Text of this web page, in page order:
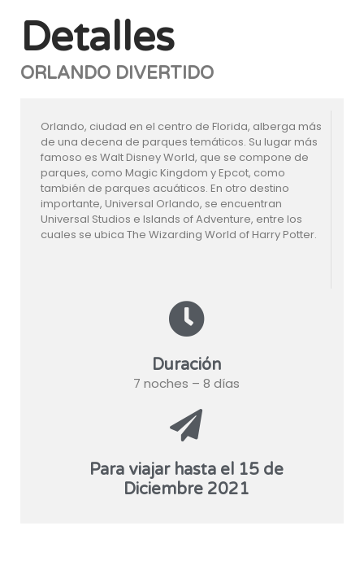
Detalles
ORLANDO DIVERTIDO
Orlando, ciudad en el centro de Florida, alberga más
de una decena de parques temáticos. Su lugar más
famoso es Walt Disney World, que se compone de
parques, como Magic Kingdom y Epcot, como
también de parques acuáticos. En otro destino
importante, Universal Orlando, se encuentran
Universal Studios e Islands of Adventure, entre los
cuales se ubica The Wizarding World of Harry Potter.
Duración
7 noches – 8 días
Para viajar hasta el 15 de
Diciembre 2021